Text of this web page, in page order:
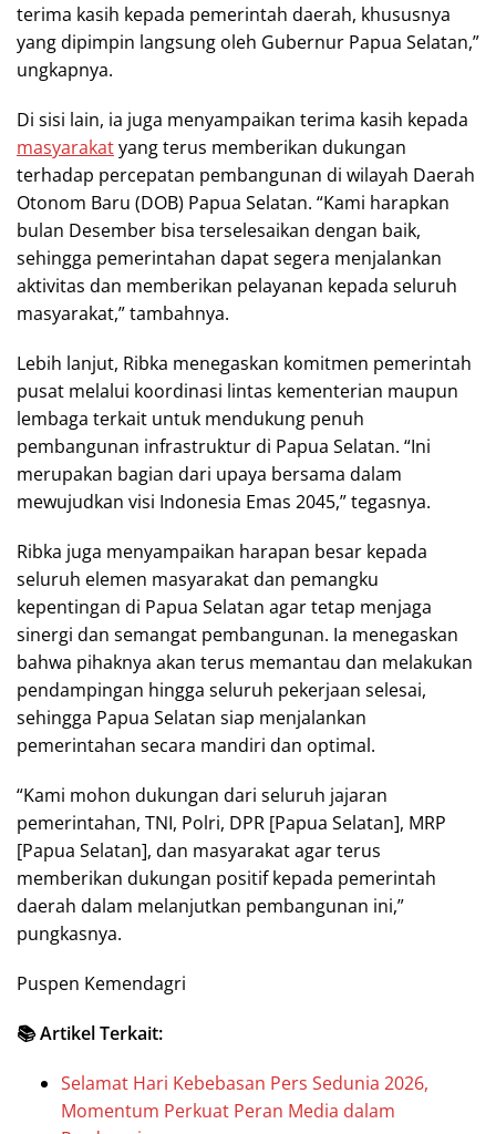
terima kasih kepada pemerintah daerah, khususnya
yang dipimpin langsung oleh Gubernur Papua Selatan,”
ungkapnya.
Di sisi lain, ia juga menyampaikan terima kasih kepada
masyarakatyang terus memberikan dukungan
terhadap percepatan pembangunan di wilayah Daerah
Otonom Baru (DOB) Papua Selatan. “Kami harapkan
bulan Desember bisa terselesaikan dengan baik,
sehingga pemerintahan dapat segera menjalankan
aktivitas dan memberikan pelayanan kepada seluruh
masyarakat,” tambahnya.
Lebih lanjut, Ribka menegaskan komitmen pemerintah
pusat melalui koordinasi lintas kementerian maupun
lembaga terkait untuk mendukung penuh
pembangunan infrastruktur di Papua Selatan. “Ini
merupakan bagian dari upaya bersama dalam
mewujudkan visi Indonesia Emas 2045,” tegasnya.
Ribka juga menyampaikan harapan besar kepada
seluruh elemen masyarakat dan pemangku
kepentingan di Papua Selatan agar tetap menjaga
sinergi dan semangat pembangunan. Ia menegaskan
bahwa pihaknya akan terus memantau dan melakukan
pendampingan hingga seluruh pekerjaan selesai,
sehingga Papua Selatan siap menjalankan
pemerintahan secara mandiri dan optimal.
“Kami mohon dukungan dari seluruh jajaran
pemerintahan, TNI, Polri, DPR [Papua Selatan], MRP
[Papua Selatan], dan masyarakat agar terus
memberikan dukungan positif kepada pemerintah
daerah dalam melanjutkan pembangunan ini,”
pungkasnya.
Puspen Kemendagri
📚 Artikel Terkait:
Selamat Hari Kebebasan Pers Sedunia 2026,
Momentum Perkuat Peran Media dalam